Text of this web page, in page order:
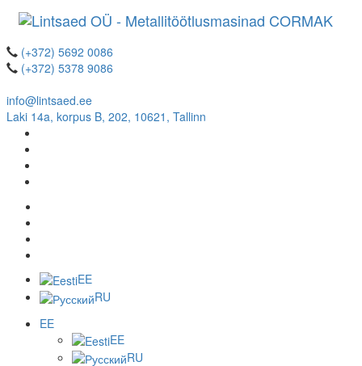
(+372) 5692 0086
(+372) 5378 9086
info@lintsaed.ee
Laki 14a, korpus B, 202, 10621, Tallinn
EE
RU
EE
EE
RU